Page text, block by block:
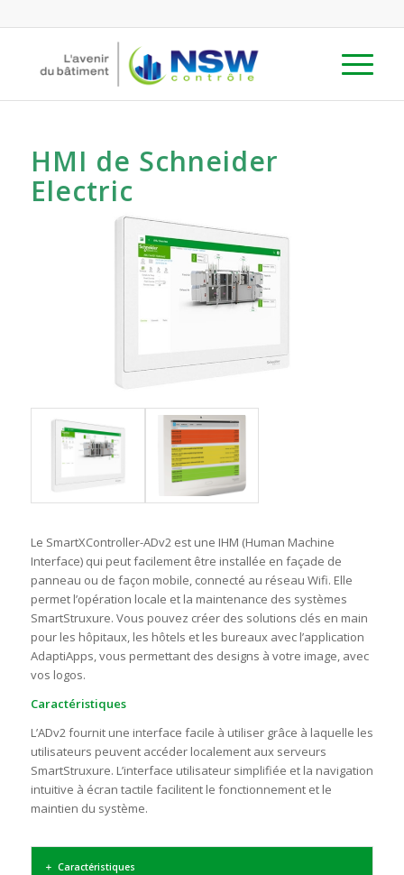
HMI de Schneider
Electric
Le SmartXController-ADv2 est une IHM (Human Machine
Interface) qui peut facilement être installée en façade de
panneau ou de façon mobile, connecté au réseau Wifi. Elle
permet l’opération locale et la maintenance des systèmes
SmartStruxure. Vous pouvez créer des solutions clés en main
pour les hôpitaux, les hôtels et les bureaux avec l’application
AdaptiApps, vous permettant des designs à votre image, avec
vos logos.
Caractéristiques
L’ADv2 fournit une interface facile à utiliser grâce à laquelle les
utilisateurs peuvent accéder localement aux serveurs
SmartStruxure. L’interface utilisateur simplifiée et la navigation
intuitive à écran tactile facilitent le fonctionnement et le
maintien du système.
Caractéristiques